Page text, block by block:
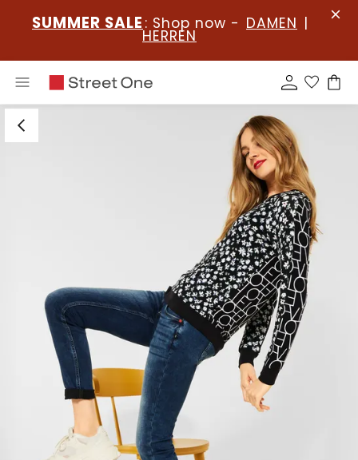
SUMMER SALE : Shop now - DAMEN |
HERREN